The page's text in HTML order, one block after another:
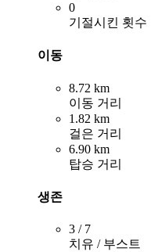
0
기절시킨 횟수
이동
8.72 km
이동 거리
1.82 km
걸은 거리
6.90 km
탑승 거리
생존
3 / 7
치유 / 부스트